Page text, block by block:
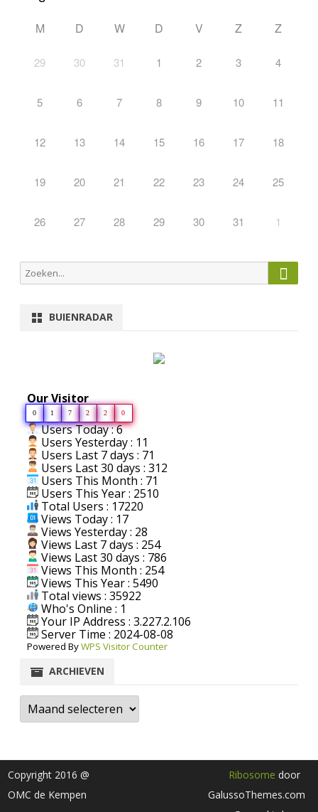
M D W D V Z Z
29 30 31 1 2 3 4
5 6 7 8 9 10 11
12 13 14 15 16 17 18
19 20 21 22 23 24 25
26 27 28 29 30 31 1
Zoeken
naar:
BUIENRADAR
Our Visitor
0 1 7 2 2 0
Users Today : 6
Users Yesterday : 11
Users Last 7 days : 71
Users Last 30 days : 312
Users This Month : 71
Users This Year : 2510
Total Users : 17220
Views Today : 17
Views Yesterday : 28
Views Last 7 days : 254
Views Last 30 days : 786
Views This Month : 254
Views This Year : 5490
Total views : 35922
Who's Online : 1
Your IP Address : 3.227.2.106
Server Time : 2024-08-08
Powered ByWPS Visitor Counter
ARCHIEVEN
Archieven
Copyright 2016 @
OMC de Kempen
Ribosome door
GalussoThemes.com